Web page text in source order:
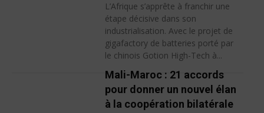
L’Afrique s’apprête à franchir une
étape décisive dans son
industrialisation. Avec le projet de
gigafactory de batteries porté par
le chinois Gotion High-Tech à...
Mali-Maroc : 21 accords
pour donner un nouvel élan
à la coopération bilatérale